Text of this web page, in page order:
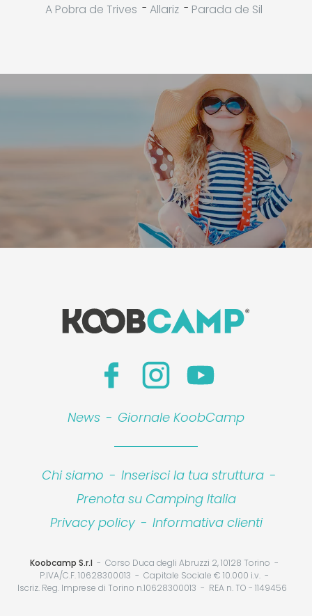
A Pobra de Trives - Allariz - Parada de Sil
News - Giornale KoobCamp
Chi siamo - Inserisci la tua struttura -
Prenota su Camping Italia
Privacy policy - Informativa clienti
Koobcamp S.r.l
Corso Duca degli Abruzzi 2, 10128 Torino
P.IVA/C.F. 10628300013
Capitale Sociale € 10.000 i.v.
Iscriz. Reg. Imprese di Torino n.10628300013
REA n. TO - 1149456